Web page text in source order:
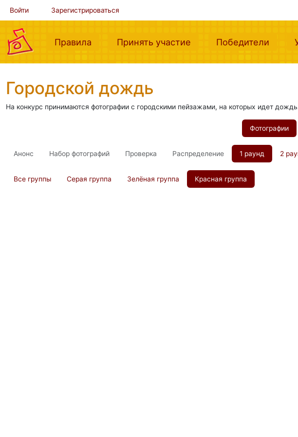
Войти Зарегистрироваться
Правила (current)Принять участие (current)Победители
Городской дождь
На конкурс принимаются фотографии с городскими пейзажами, на которых идет
Фотографии
Анонс Набор фотографий Проверка Распределение 1 раунд 2
Все группы Серая группа Зелёная группа Красная группа